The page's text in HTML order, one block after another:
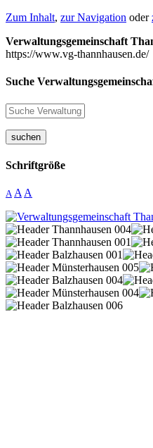
Zum Inhalt, zur Navigation oder
Verwaltungsgemeinschaft
https://www.vg-thannhausen.de/
Suche
suchen
Schriftgröße
A A A